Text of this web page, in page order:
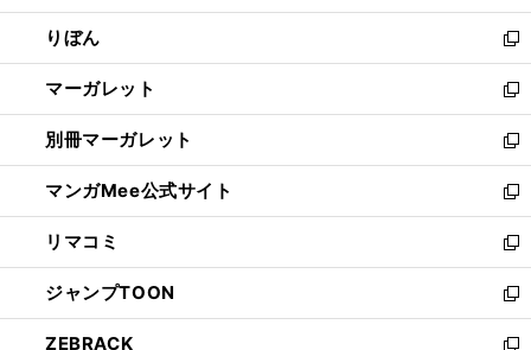
開
く
ウ
で
開
く
ン
ド
ウ
で
開
く
ウ
ィ
ン
ド
ウ
で
開
く
りぼん
新
し
い
ウ
ィ
ン
ド
ウ
で
開
く
マーガレット
新
し
い
ウ
ィ
ン
ド
ウ
で
開
く
別冊マーガレット
新
し
い
ウ
ィ
ン
ド
ウ
で
マンガMee公式サイト
新
し
い
ウ
ィ
ン
ド
リマコミ
新
し
い
ウ
ジャンプTOON
新
し
ZEBRACK